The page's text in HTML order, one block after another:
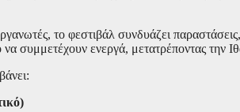
το φεστιβάλ συνδυάζει
να συμμετέχουν ενεργά, μετατρέποντας την